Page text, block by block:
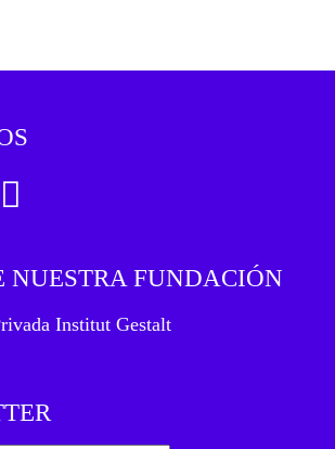
NUESTRA FUNDACIÓN
Institut Gestalt